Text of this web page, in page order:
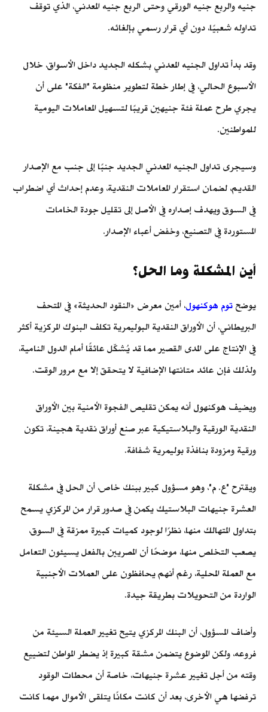
جنيه والربع جنيه الورقي وحتى الربع جنيه المعدني، الذي توقف
تداوله شعبيًا، دون أي قرار رسمي بإلغائه.
وقد بدأ تداول الجنيه المعدني بشكله الجديد داخل الأسواق، خلال
الأسبوع الحالي، في إطار خطة لتطوير منظومة "الفكة" على أن
يجري طرح عملة فئة جنيهين قريبًا لتسهيل المعاملات اليومية
للمواطنين.
وسيجرى تداول الجنيه المعدني الجديد جنبًا إلى جنب مع الإصدار
القديم، لضمان استقرار المعاملات النقدية، وعدم إحداث أي اضطراب
في السوق ويهدف إصداره في الأصل إلى تقليل جودة الخامات
المستوردة في التصنيع، وخفض أعباء الإصدار.
أين المشكلة وما الحل؟
يوضح توم هوكنهول، أمين معرض «النقود الحديثة» في المتحف
البريطاني، أن الأوراق النقدية البوليمرية تكلف البنوك المركزية أكثر
في الإنتاج على المدى القصير مما قد يُشكّل عائقًا أمام الدول النامية،
ولذلك فإن عائد متانتها الإضافية لا يتحقق إلا مع مرور الوقت.
ويضيف هوكنهول أنه يمكن تقليص الفجوة الأمنية بين الأوراق
النقدية الورقية والبلاستيكية عبر صنع أوراق نقدية هجينة، تكون
ورقية ومزودة بنافذة بوليمرية شفافة.
ويقترح "ع. م"، وهو مسؤول كبير ببنك خاص، أن الحل في مشكلة
العشرة جنيهات البلاستيك يكمن في صدور قرار من المركزي يسمح
بتداول المتهالك منها، نظرًا لوجود كميات كبيرة ممزقة في السوق،
يصعب التخلص منها، موضحًا أن المصريين بالفعل يسيئون التعامل
مع العملة المحلية، رغم أنهم يحافظون على العملات الأجنبية
الواردة من التحويلات بطريقة جيدة.
وأضاف المسؤول، أن البنك المركزي يتيح تغيير العملة السيئة من
فروعه، ولكن الموضوع يتضمن مشقة كبيرة إذ يضطر المواطن لتضييع
وقته من أجل تغيير عشرة جنيهات، خاصة أن محطات الوقود
ترفضها هي الأخرى، بعد أن كانت مكانًا يتلقى الأموال مهما كانت